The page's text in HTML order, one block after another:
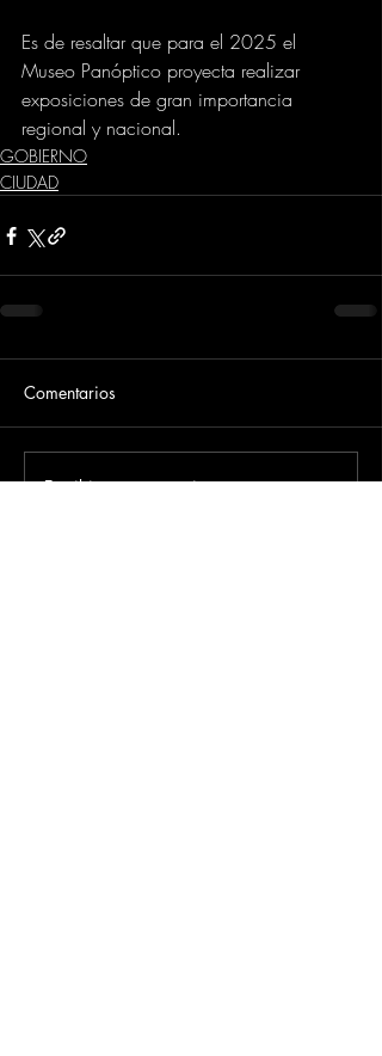
Es de resaltar que para el 2025 el
Museo Panóptico proyecta realizar
exposiciones de gran importancia
regional y nacional.
GOBIERNO
CIUDAD
Comentarios
Escribir un comentario...